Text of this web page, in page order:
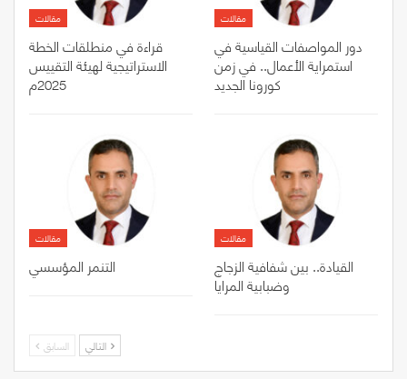
مقالات
قراءة في منطلقات الخطة
الاستراتيجية لهيئة التقييس
2025م
مقالات
دور المواصفات القياسية في
استمراية الأعمال.. في زمن
كورونا الجديد
مقالات
التنمر المؤسسي
مقالات
القيادة.. بين شفافية الزجاج
وضبابية المرايا
السابق